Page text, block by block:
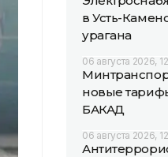
в Усть-
урагана
06 августа 2026,
новые
БАКАД
06 августа 2026,